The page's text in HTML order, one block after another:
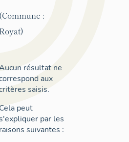
(Commune :
Royat)
résultat ne
aux
saisis.
Cela peut
par les
raisons suivantes :